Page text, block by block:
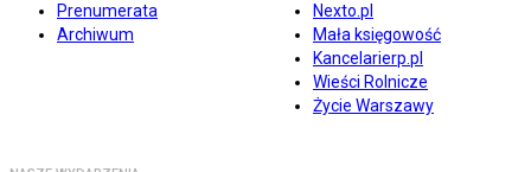
Prenumerata
Archiwum
Nexto.pl
Mała księgowość
Kancelarierp.pl
Wieści Rolnicze
Życie Warszawy